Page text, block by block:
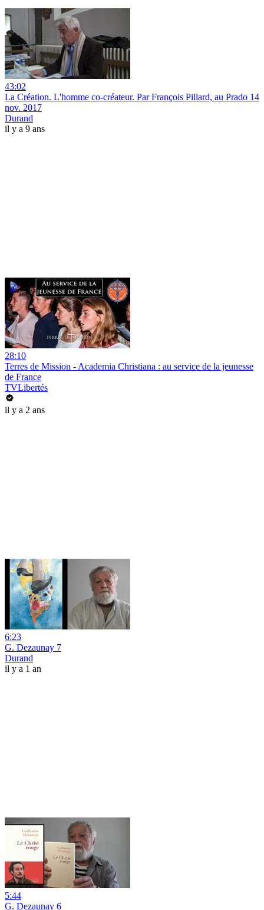
43:02
La Création. L'homme co-créateur. Par François Pillard, au Prado 14
nov. 2017
Durand
il y a 9 ans
28:10
Terres de Mission - Academia Christiana : au service de la jeunesse
de France
TVLibertés
il y a 2 ans
6:23
G. Dezaunay 7
Durand
il y a 1 an
5:44
G. Dezaunay 6